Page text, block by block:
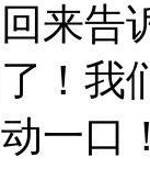
来告
！我
一口